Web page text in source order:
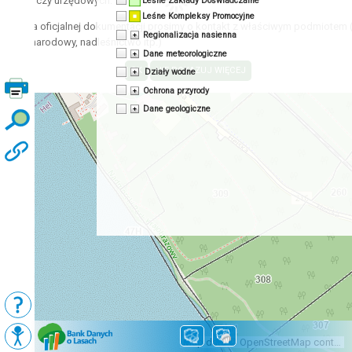
Map data © OpenStreetMap contributors, CC-BY-SA
Podkłady Mapy BDL
Leśne Kompleksy Promocyjne
Regionalizacja nasienna
Dane meteorologiczne
Działy wodne
Ochrona przyrody
Dane geologiczne
oficjalnej dokumentacji prosimy o kontakt z właściwym podmiotem
park narodowy, nadleśnictwo itp.)